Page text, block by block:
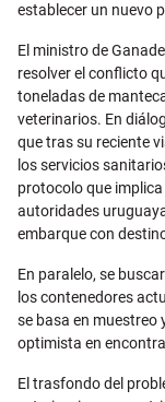
establecer un nuevo
El ministro de
resolver el conflicto
toneladas de
veterinarios. En
que tras su reciente
los servicios
protocolo que
autoridades
embarque con
En paralelo, se
los contenedores
se basa en muestreo
optimista en
El trasfondo del